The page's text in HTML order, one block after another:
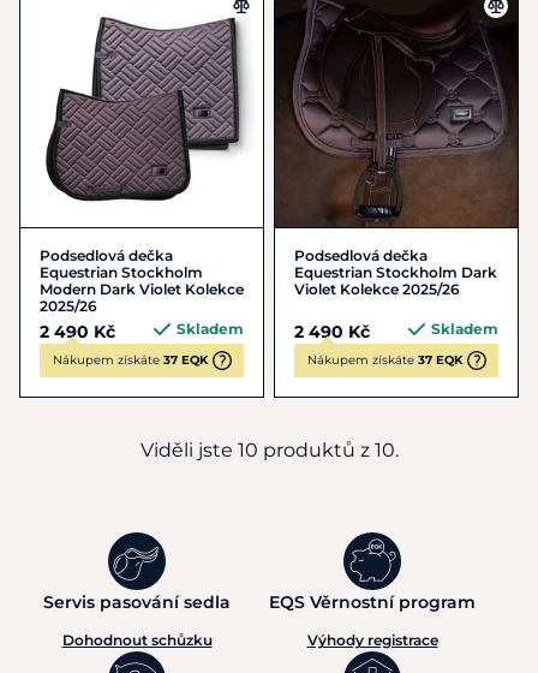
Podsedlová dečka
Equestrian Stockholm
Modern Dark Violet Kolekce
2025/26
2 490 Kč Skladem
Nákupem získáte 37 EQK
Podsedlová dečka
Equestrian Stockholm Dark
Violet Kolekce 2025/26
2 490 Kč Skladem
Nákupem získáte 37 EQK
Viděli jste 10 produktů z 10.
Servis pasování sedla
Dohodnout schůzku
EQS Věrnostní program
Výhody registrace